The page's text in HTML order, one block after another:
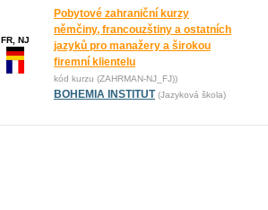
FR, NJ
Pobytové zahraniční kurzy
němčiny, francouzštiny a ostatních
jazyků pro manažery a širokou
firemní klientelu
kód kurzu (ZAHRMAN-NJ_FJ))
BOHEMIA INSTITUT (Jazyková škola)